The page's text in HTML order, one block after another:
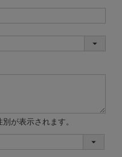
が表示されます。